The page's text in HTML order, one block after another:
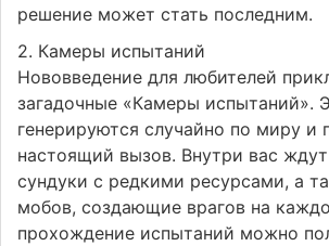
решение может стать последним.
2. Камеры испытаний
Нововведение для любителей
загадочные «Камеры испытаний».
генерируются случайно по миру и
настоящий вызов. Внутри вас
сундуки с редкими ресурсами, а
мобов, создающие врагов на
прохождение испытаний можно